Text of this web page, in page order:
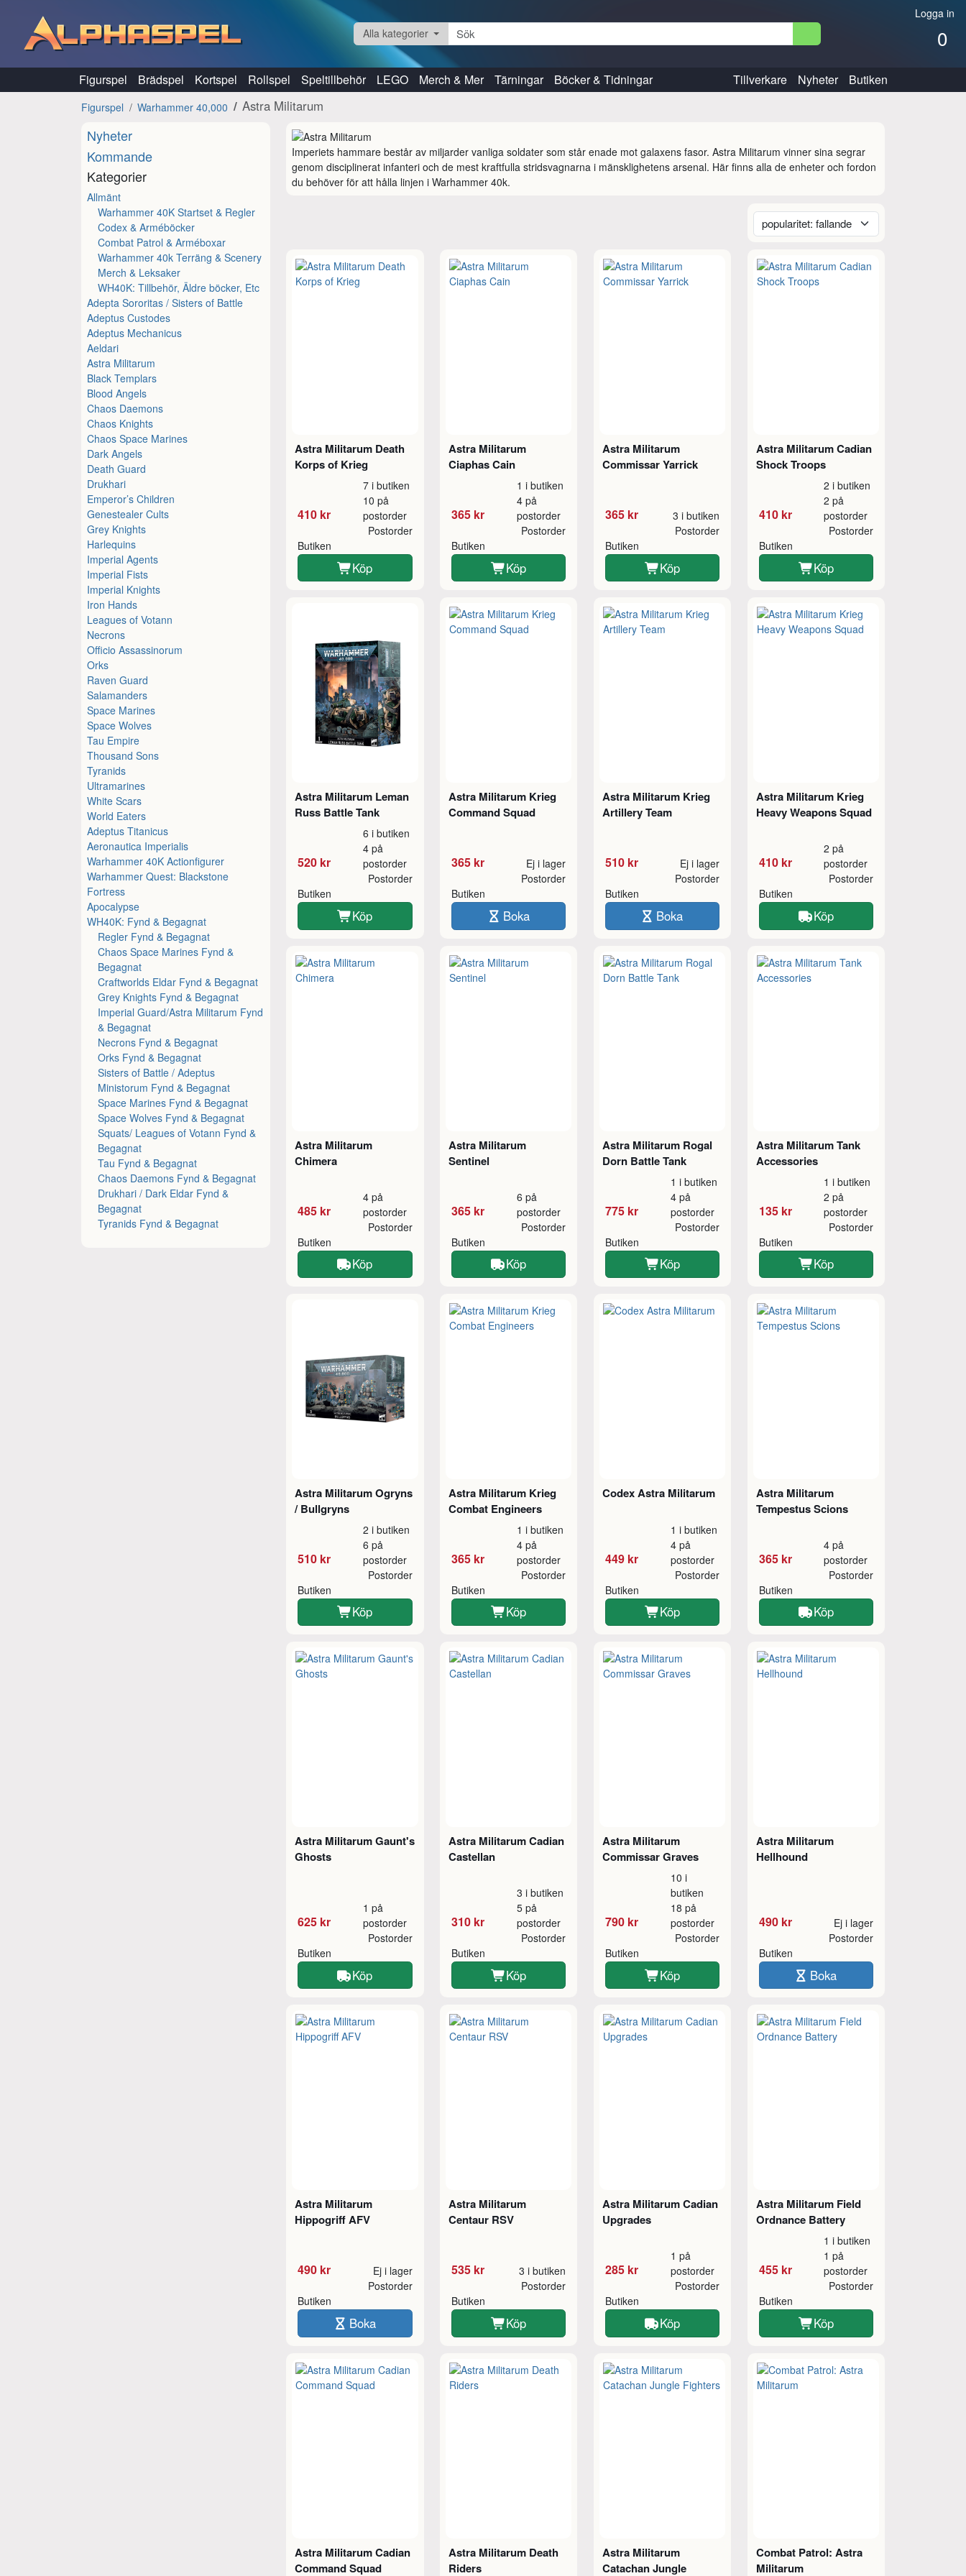
Logga in
0
Alla kategorier
Figurspel Brädspel Kortspel Rollspel Speltillbehör LEGO Merch & Mer Tärningar Böcker & Tidningar Tillverkare Nyheter Butiken
Figurspel Warhammer 40,000 Astra Militarum
Nyheter
Kommande
Kategorier
Allmänt
Warhammer 40K Startset & Regler
Codex & Arméböcker
Combat Patrol & Arméboxar
Warhammer 40k Terräng & Scenery
Merch & Leksaker
WH40K: Tillbehör, Äldre böcker, Etc
Adepta Sororitas / Sisters of Battle
Adeptus Custodes
Adeptus Mechanicus
Aeldari
Astra Militarum
Black Templars
Blood Angels
Chaos Daemons
Chaos Knights
Chaos Space Marines
Dark Angels
Death Guard
Drukhari
Emperor’s Children
Genestealer Cults
Grey Knights
Harlequins
Imperial Agents
Imperial Fists
Imperial Knights
Iron Hands
Leagues of Votann
Necrons
Officio Assassinorum
Orks
Raven Guard
Salamanders
Space Marines
Space Wolves
Tau Empire
Thousand Sons
Tyranids
Ultramarines
White Scars
World Eaters
Adeptus Titanicus
Aeronautica Imperialis
Warhammer 40K Actionfigurer
Warhammer Quest: Blackstone
Fortress
Apocalypse
WH40K: Fynd & Begagnat
Regler Fynd & Begagnat
Chaos Space Marines Fynd &
Begagnat
Craftworlds Eldar Fynd & Begagnat
Grey Knights Fynd & Begagnat
Imperial Guard/Astra Militarum Fynd
& Begagnat
Necrons Fynd & Begagnat
Orks Fynd & Begagnat
Sisters of Battle / Adeptus
Ministorum Fynd & Begagnat
Space Marines Fynd & Begagnat
Space Wolves Fynd & Begagnat
Squats/ Leagues of Votann Fynd &
Begagnat
Tau Fynd & Begagnat
Chaos Daemons Fynd & Begagnat
Drukhari / Dark Eldar Fynd &
Begagnat
Tyranids Fynd & Begagnat
Imperiets hammare består av miljarder vanliga soldater som står enade mot galaxens fasor. Astra Militarum vinner sina segrar
genom disciplinerat infanteri och de mest kraftfulla stridsvagnarna i mänsklighetens arsenal. Här finns alla de enheter och fordon
du behöver för att hålla linjen i Warhammer 40k.
Astra Militarum Death
Korps of Krieg
410 kr
7 i butiken
10 på
postorder
Butiken
Postorder
Köp
Astra Militarum
Ciaphas Cain
365 kr
1 i butiken
4 på
postorder
Butiken
Postorder
Köp
Astra Militarum
Commissar Yarrick
365 kr 3 i butiken
Butiken
Postorder
Köp
Astra Militarum Cadian
Shock Troops
410 kr
2 i butiken
2 på
postorder
Butiken
Postorder
Köp
Astra Militarum Leman
Russ Battle Tank
520 kr
6 i butiken
4 på
postorder
Butiken
Postorder
Köp
Astra Militarum Krieg
Command Squad
365 kr Ej i lager
Butiken
Postorder
Boka
Astra Militarum Krieg
Artillery Team
510 kr Ej i lager
Butiken
Postorder
Boka
Astra Militarum Krieg
Heavy Weapons Squad
410 kr
2 på
postorder
Butiken
Postorder
Köp
Astra Militarum
Chimera
485 kr
4 på
postorder
Butiken
Postorder
Köp
Astra Militarum
Sentinel
365 kr
6 på
postorder
Butiken
Postorder
Köp
Astra Militarum Rogal
Dorn Battle Tank
775 kr
1 i butiken
4 på
postorder
Butiken
Postorder
Köp
Astra Militarum Tank
Accessories
135 kr
1 i butiken
2 på
postorder
Butiken
Postorder
Köp
Astra Militarum Ogryns
/ Bullgryns
510 kr
2 i butiken
6 på
postorder
Butiken
Postorder
Köp
Astra Militarum Krieg
Combat Engineers
365 kr
1 i butiken
4 på
postorder
Butiken
Postorder
Köp
Codex Astra Militarum
449 kr
1 i butiken
4 på
postorder
Butiken
Postorder
Köp
Astra Militarum
Tempestus Scions
365 kr
4 på
postorder
Butiken
Postorder
Köp
Astra Militarum Gaunt's
Ghosts
625 kr
1 på
postorder
Butiken
Postorder
Köp
Astra Militarum Cadian
Castellan
310 kr
3 i butiken
5 på
postorder
Butiken
Postorder
Köp
Astra Militarum
Commissar Graves
790 kr
10 i
butiken
18 på
postorder
Butiken
Postorder
Köp
Astra Militarum
Hellhound
490 kr Ej i lager
Butiken
Postorder
Boka
Astra Militarum
Hippogriff AFV
490 kr Ej i lager
Butiken
Postorder
Boka
Astra Militarum
Centaur RSV
535 kr 3 i butiken
Butiken
Postorder
Köp
Astra Militarum Cadian
Upgrades
285 kr
1 på
postorder
Butiken
Postorder
Köp
Astra Militarum Field
Ordnance Battery
455 kr
1 i butiken
1 på
postorder
Butiken
Postorder
Köp
Astra Militarum Cadian
Command Squad
Astra Militarum Death
Riders
Astra Militarum
Catachan Jungle
Combat Patrol: Astra
Militarum